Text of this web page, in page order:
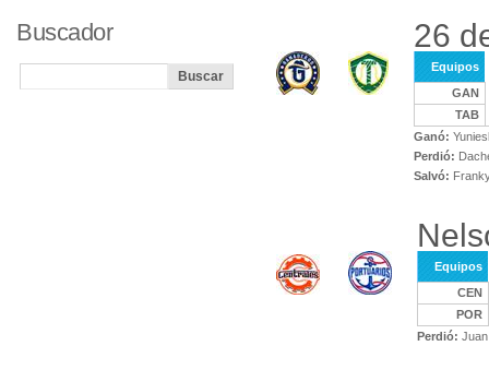
26
Equipos
GAN
TAB
Ganó:
Perdió:
Salvó:
Equipos
CEN
POR
Perdió:
Buscador